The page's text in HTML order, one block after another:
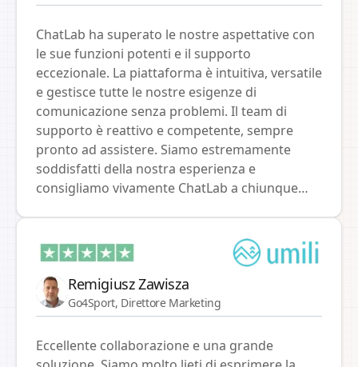
ChatLab ha superato le nostre aspettative con
le sue funzioni potenti e il supporto
eccezionale. La piattaforma è intuitiva, versatile
e gestisce tutte le nostre esigenze di
comunicazione senza problemi. Il team di
supporto è reattivo e competente, sempre
pronto ad assistere. Siamo estremamente
soddisfatti della nostra esperienza e
consigliamo vivamente ChatLab a chiunque
Remigiusz Zawisza
Go4Sport, Direttore Marketing
Eccellente collaborazione e una grande